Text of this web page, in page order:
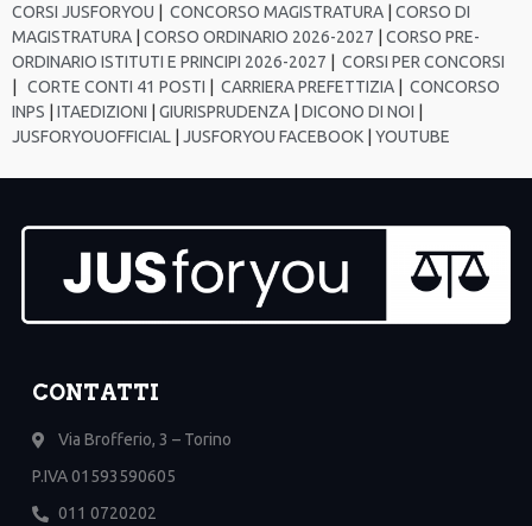
CORSI JUSFORYOU CONCORSO MAGISTRATURA
CORSO DI
MAGISTRATURA
CORSO ORDINARIO 2026-2027
CORSO PRE-
ORDINARIO ISTITUTI E PRINCIPI 2026-2027
CORSI PER CONCORSI
CORTE CONTI 41 POSTI CARRIERA PREFETTIZIA
CONCORSO
INPS
ITAEDIZIONI GIURISPRUDENZA DICONO DI NOI
JUSFORYOUOFFICIAL
JUSFORYOU FACEBOOK YOUTUBE
CONTATTI
Via Brofferio, 3 – Torino
P.IVA 01593590605
011 0720202